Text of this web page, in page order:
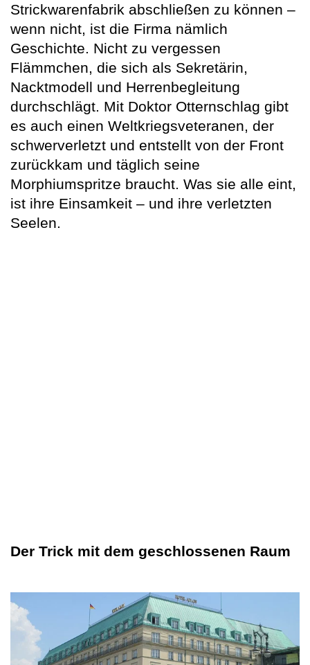
Strickwarenfabrik abschließen zu können –
wenn nicht, ist die Firma nämlich
Geschichte. Nicht zu vergessen
Flämmchen, die sich als Sekretärin,
Nacktmodell und Herrenbegleitung
durchschlägt. Mit Doktor Otternschlag gibt
es auch einen Weltkriegsveteranen, der
schwerverletzt und entstellt von der Front
zurückkam und täglich seine
Morphiumspritze braucht. Was sie alle eint,
ist ihre Einsamkeit – und ihre verletzten
Seelen.
Der Trick mit dem geschlossenen Raum